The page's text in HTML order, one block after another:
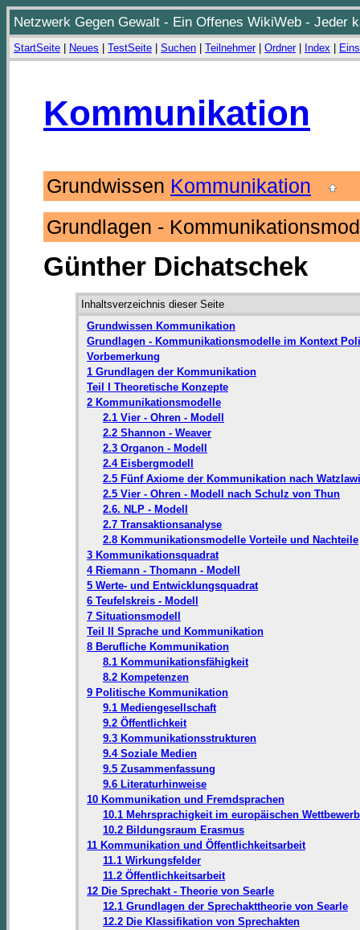
Netzwerk Gegen Gewalt - Ein Offenes WikiWeb - Jeder
StartSeite Neues TestSeite Suchen Teilnehmer| Ordner| Index
Kommunikation
Grundwissen Kommunikation
Grundlagen -
Günther Dichatschek
Inhaltsverzeichnis dieser Seite
Grundwissen Kommunikation
Grundlagen - Kommunikationsmodelle im Kontext
Vorbemerkung
1 Grundlagen der Kommunikation
Teil I Theoretische Konzepte
2 Kommunikationsmodelle
2.1 Vier - Ohren - Modell
2.2 Shannon - Weaver
2.3 Organon - Modell
2.4 Eisbergmodell
2.5 Fünf Axiome der Kommunikation nach
2.5 Vier - Ohren - Modell nach Schulz von Thun
2.6. NLP - Modell
2.7 Transaktionsanalyse
2.8 Kommunikationsmodelle Vorteile und Nachteile
3 Kommunikationsquadrat
4 Riemann - Thomann - Modell
5 Werte- und Entwicklungsquadrat
6 Teufelskreis - Modell
7 Situationsmodell
Teil II Sprache und Kommunikation
8 Berufliche Kommunikation
8.1 Kommunikationsfähigkeit
8.2 Kompetenzen
9 Politische Kommunikation
9.1 Mediengesellschaft
9.2 Öffentlichkeit
9.3 Kommunikationsstrukturen
9.4 Soziale Medien
9.5 Zusammenfassung
9.6 Literaturhinweise
10 Kommunikation und Fremdsprachen
10.1 Mehrsprachigkeit im europäischen Wettbewerb
10.2 Bildungsraum Erasmus
11 Kommunikation und Öffentlichkeitsarbeit
11.1 Wirkungsfelder
11.2 Öffentlichkeitsarbeit
12 Die Sprechakt - Theorie von Searle
12.1 Grundlagen der Sprechakttheorie von Searle
12.2 Die Klassifikation von Sprechakten